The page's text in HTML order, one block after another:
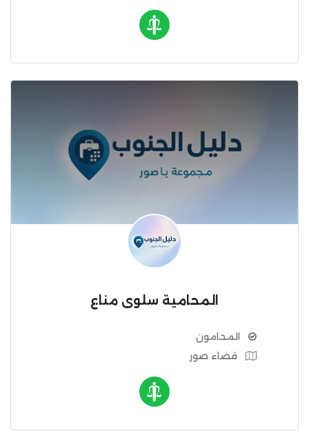
المحامية سلوى مناع
المحامون
قضاء صور